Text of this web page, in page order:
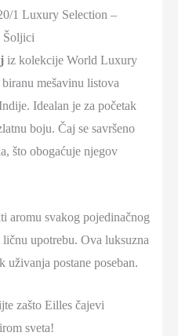
1 Luxury Selection –
Šoljici
iz kolekcije World Luxury
mešavinu listova
Idealan je za početak
boju. Čaj se savršeno
što obogaćuje njegov
aromu svakog pojedinačnog
upotrebu. Ova luksuzna
uživanja postane poseban.
zašto Eilles čajevi
sveta!